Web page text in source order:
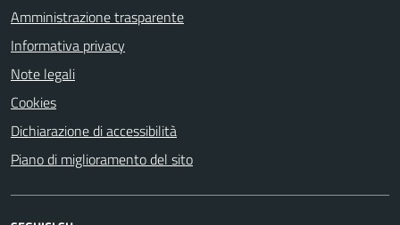
Amministrazione trasparente
Informativa privacy
Note legali
Cookies
Dichiarazione di accessibilità
Piano di miglioramento del sito